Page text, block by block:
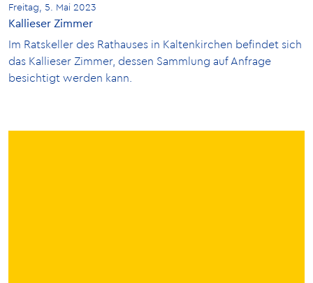
Freitag, 5. Mai 2023
Kallieser Zimmer
Im Ratskeller des Rathauses in Kaltenkirchen befindet sich
das Kallieser Zimmer, dessen Sammlung auf Anfrage
besichtigt werden kann.